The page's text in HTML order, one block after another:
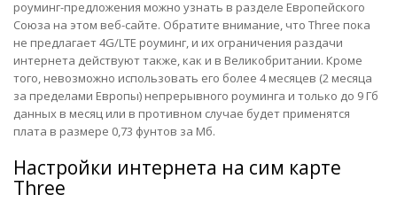
роуминг-предложения можно узнать в разделе Европейского
Союза на этом веб-сайте. Обратите внимание, что Three пока
не предлагает 4G/LTE роуминг, и их ограничения раздачи
интернета действуют также, как и в Великобритании. Кроме
того, невозможно использовать его более 4 месяцев (2 месяца
за пределами Европы) непрерывного роуминга и только до 9 Гб
данных в месяц или в противном случае будет применятся
плата в размере 0,73 фунтов за Мб.
Настройки интернета на сим карте
Three